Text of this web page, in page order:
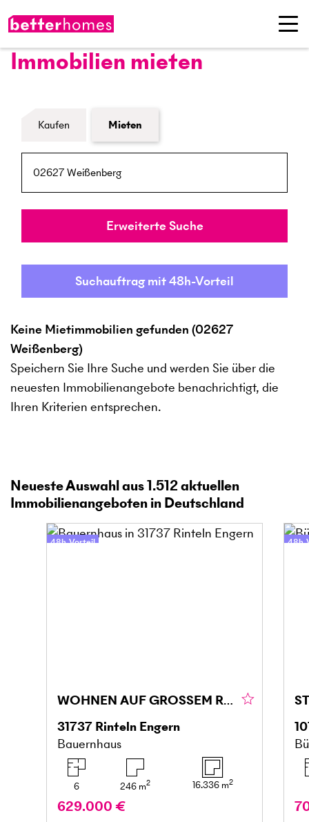
Immobilien mieten
Formular Immobiliensuche
Kaufen Mieten
Umkreis
Erweiterte Suche
Suchauftrag mit 48h-Vorteil
Keine Mietimmobilien gefunden (02627
Weißenberg)
Speichern Sie Ihre Suche und werden Sie über die
neuesten Immobilienangebote benachrichtigt, die
Ihren Kriterien entsprechen.
Neueste Auswahl aus1.512aktuellen
Immobilienangeboten in Deutschland
48h-Vorteil
WOHNEN AUF GROSSEM RESTHOF IM WESERBERGLAND
31737 Rinteln Engern
Bauernhaus
6 246m2 16.336m2
629.000 €
48h-